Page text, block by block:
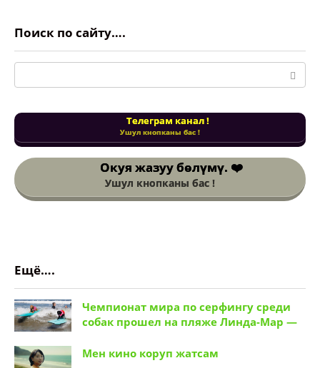
Поиск по сайту….
Телеграм канал !
Ушул кнопканы бас !
Окуя жазуу
бөлүмү. ❤️
Ещё….
Чемпионат мира по сeрфингу среди
собак прошел на пляже Линда-Мар —